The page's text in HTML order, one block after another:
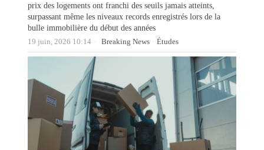
prix des logements ont franchi des seuils jamais atteints,
surpassant même les niveaux records enregistrés lors de la
bulle immobilière du début des années
19 juin, 2026 10:14 Breaking News · Études